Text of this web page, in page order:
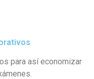
para así economizar